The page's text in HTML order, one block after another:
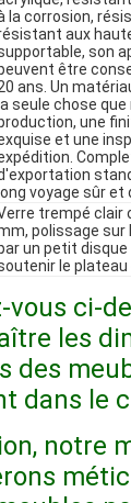
la corrosion,
aux
son
être
ans. Un
la seule chose
une
et une
long voyage sûr et
trempé clair
polissage sur
un petit
le plateau
vous ci-
les
des
dans le
notre